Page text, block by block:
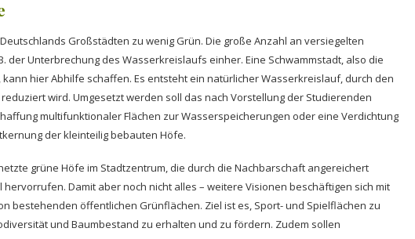
Großstädten zu wenig Grün. Die große Anzahl an versiegelten
der Unterbrechung des Wasserkreislaufs einher. Eine Schwammstadt, also die
hier Abhilfe schaffen. Es entsteht ein natürlicher Wasserkreislauf, durch den
wird. Umgesetzt werden soll das nach Vorstellung der Studierenden
multifunktionaler Flächen zur Wasserspeicherungen oder eine Verdichtung
der kleinteilig bebauten Höfe.
grüne Höfe im Stadtzentrum, die durch die Nachbarschaft angereichert
Damit aber noch nicht alles – weitere Visionen beschäftigen sich mit
bestehenden öffentlichen Grünflächen. Ziel ist es, Sport- und Spielflächen zu
und Baumbestand zu erhalten und zu fördern. Zudem sollen